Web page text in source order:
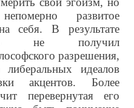
развитое
себя. В результате
не получил
разрешения,
идеалов
акцентов. Более
перевернутая его